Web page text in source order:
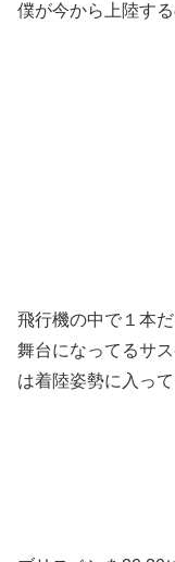
僕が今から上陸す
飛行機の中で１本
舞台になってるサ
は着陸姿勢に入っ